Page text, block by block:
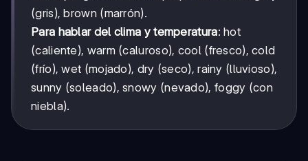
(gris), brown (marrón).
Para hablar del clima y temperatura: hot
(caliente), warm (caluroso), cool (fresco), cold
(frío), wet (mojado), dry (seco), rainy (lluvioso),
sunny (soleado), snowy (nevado), foggy (con
niebla).